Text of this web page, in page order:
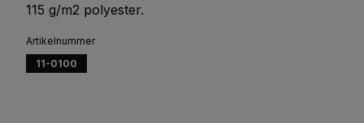
115 g/m2 polyester.
Artikelnummer
11-0100